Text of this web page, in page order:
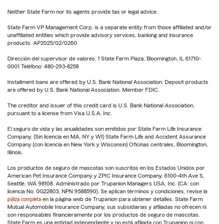
Neither State Farm nor its agents provide tax or legal advice.
State Farm VP Management Corp. is a separate entity from those affiliated and/or
unaffiliated entities which provide advisory services, banking and insurance
products. AP2025/02/0260
Dirección del supervisor de valores: 1 State Farm Plaza, Bloomington, IL 61710-
0001 Teléfono: 480-293-8258
Installment loans are offered by U.S. Bank National Association. Deposit products
are offered by U.S. Bank National Association. Member FDIC.
The creditor and issuer of this credit card is U.S. Bank National Association,
pursuant to a license from Visa U.S.A. Inc.
El seguro de vida y las anualidades son emitidos por State Farm Life Insurance
Company. (Sin licencia en MA, NY y WI) State Farm Life and Accident Assurance
Company (con licencia en New York y Wisconsin) Oficinas centrales, Bloomington,
Illinois.
Los productos de seguro de mascotas son suscritos en los Estados Unidos por
American Pet Insurance Company y ZPIC Insurance Company, 6100-4th Ave S,
Seattle, WA 98108. Administrado por Trupanion Managers USA, Inc. (CA: con
licencia No. 0G22803, NPN 9588590). Se aplican términos y condiciones, revise la
póliza completa en la página web de Trupanion para obtener detalles. State Farm
Mutual Automobile Insurance Company, sus subsidiarias y afiliadas no ofrecen ni
son responsables financieramente por los productos de seguro de mascotas.
State Farm es una entidad independiente y no está afiliada con Trupanion ni con